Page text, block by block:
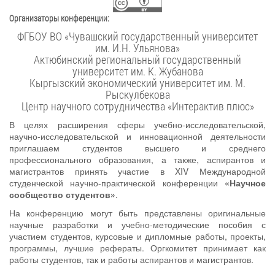
Организаторы конференции:
ФГБОУ ВО «Чувашский государственный университет
им. И.Н. Ульянова»
Актюбинский региональный государственный
университет им. К. Жубанова
Кыргызский экономический университет им. М.
Рыскулбекова
Центр научного сотрудничества «Интерактив плюс»
В целях расширения сферы учебно-исследовательской,
научно-исследовательской и инновационной деятельности
приглашаем студентов высшего и среднего
профессионального образования, а также, аспирантов и
магистрантов принять участие в XIV Международной
студенческой научно-практической конференции «Научное
сообщество студентов».
На конференцию могут быть представлены оригинальные
научные разработки и учебно-методические пособия с
участием студентов, курсовые и дипломные работы, проекты,
программы, лучшие рефераты. Оргкомитет принимает как
работы студентов, так и работы аспирантов и магистрантов.